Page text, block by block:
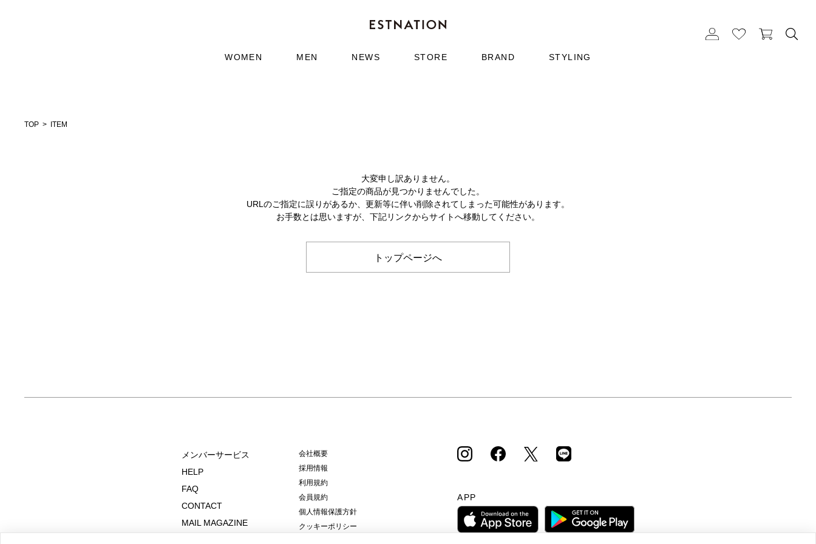
WOMEN MEN NEWS STORE BRAND STYLING
TOP ITEM
大変申し訳ありません。
ご指定の商品が見つかりませんでした。
URLのご指定に誤りがあるか、更新等に伴い削除されてしまった可能性があります。
お手数とは思いますが、下記リンクからサイトへ移動してください。
トップページへ
メンバーサービス
HELP
FAQ
CONTACT
MAIL MAGAZINE
会社概要
採用情報
利用規約
会員規約
個人情報保護方針
クッキーポリシー
APP